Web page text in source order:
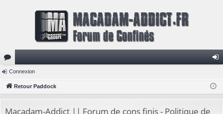
or
u ne
Connexion
Retour Paddock
Macadam-Addict || Forum de cons finis - Politique de